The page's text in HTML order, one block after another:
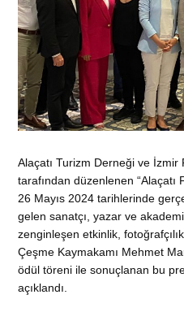
Alaçatı Turizm Derneği ve
tarafından düzenlenen “Alaçatı
26 Mayıs 2024 tarihlerinde
gelen sanatçı, yazar ve
zenginleşen etkinlik,
Çeşme Kaymakamı Mehmet
ödül töreni ile sonuçlanan bu
açıklandı.